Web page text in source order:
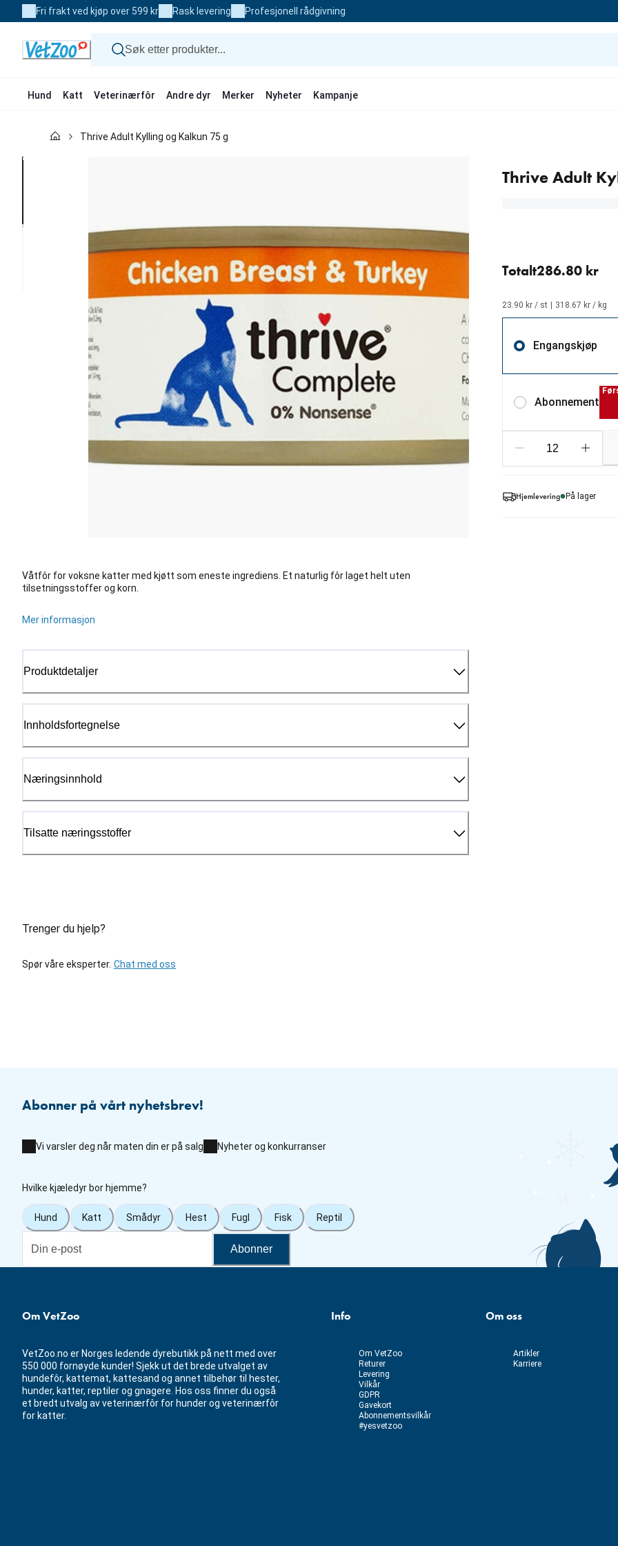
to
Fri frakt ved kjøp over 599 kr Rask levering Profesjonell rådgivning
Hund Katt Veterinærfôr Andre dyr Merker Nyheter Kampanje
Thrive Adult Kylling og Kalkun 75 g
Thrive Adult
Våtfôr for voksne katter med kjøtt som eneste ingrediens. Et naturlig fôr laget helt uten
tilsetningsstoffer og korn.
Mer informasjon
Produktdetaljer
Innholdsfortegnelse
Næringsinnhold
Tilsatte næringsstoffer
Trenger du hjelp?
Spør våre eksperter. Chat med oss
Totalt286.80 kr
23.90 kr / st 318.67 kr / kg
Engangskjøp
Abonnement
Hjemlevering På lager
Abonner på vårt nyhetsbrev!
Vi varsler deg når maten din er på salg Nyheter og konkurranser
Hvilke kjæledyr bor hjemme?
Hund Katt Smådyr Hest Fugl Fisk Reptil
Abonner
Om VetZoo
VetZoo.no er Norges ledende dyrebutikk på nett med over
550 000 fornøyde kunder! Sjekk ut det brede utvalget av
hundefôr, kattemat, kattesand og annet tilbehør til hester,
hunder, katter, reptiler og gnagere. Hos oss finner du også
et bredt utvalg av veterinærfôr for hunder og veterinærfôr
for katter.
Info
Om VetZoo
Returer
Levering
Vilkår
GDPR
Gavekort
Abonnementsvilkår
#yesvetzoo
Om oss
Artikler
Karriere